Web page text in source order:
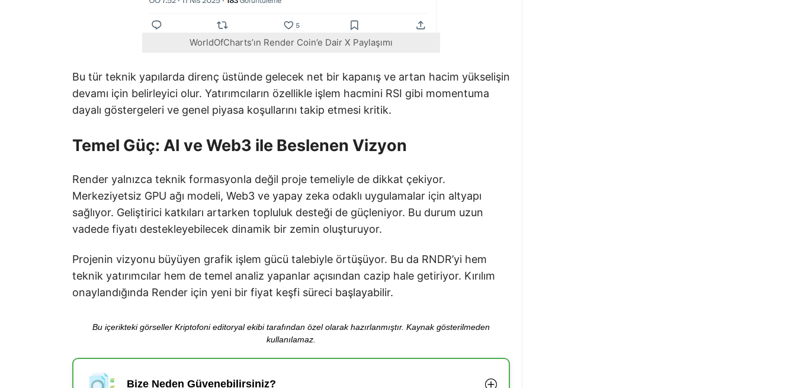
WorldOfCharts’ın Render Coin’e Dair X Paylaşımı
Bu tür teknik yapılarda direnç üstünde gelecek net bir kapanış ve artan hacim yükselişin
devamı için belirleyici olur. Yatırımcıların özellikle işlem hacmini RSI gibi momentuma
dayalı göstergeleri ve genel piyasa koşullarını takip etmesi kritik.
Temel Güç: AI ve Web3 ile Beslenen Vizyon
Render yalnızca teknik formasyonla değil proje temeliyle de dikkat çekiyor.
Merkeziyetsiz GPU ağı modeli, Web3 ve yapay zeka odaklı uygulamalar için altyapı
sağlıyor. Geliştirici katkıları artarken topluluk desteği de güçleniyor. Bu durum uzun
vadede fiyatı destekleyebilecek dinamik bir zemin oluşturuyor.
Projenin vizyonu büyüyen grafik işlem gücü talebiyle örtüşüyor. Bu da RNDR’yi hem
teknik yatırımcılar hem de temel analiz yapanlar açısından cazip hale getiriyor. Kırılım
onaylandığında Render için yeni bir fiyat keşfi süreci başlayabilir.
Bu içerikteki görseller Kriptofoni editoryal ekibi tarafından özel olarak hazırlanmıştır. Kaynak gösterilmeden
kullanılamaz.
Bize Neden Güvenebilirsiniz?